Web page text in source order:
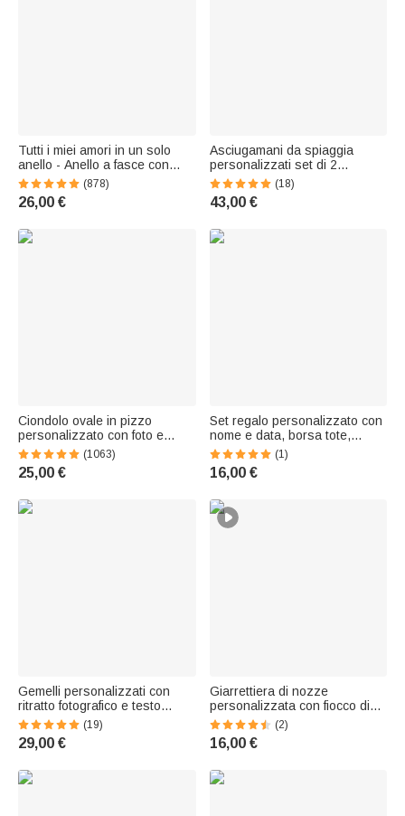
Tutti i miei amori in un solo
anello - Anello a fasce con
cuore e 2-7 nomi
personalizzati
(878)
26,00 €
Asciugamani da spiaggia
personalizzati set di 2
oversize ad asciugatura
rapida matrimonio luna di miele
e viaggio regalo per coppie e
(18)
43,00 €
Ciondolo ovale in pizzo
personalizzato con foto e
incisione del testo regalo di
matrimonio commemorativo
per la sposa
(1063)
25,00 €
Set regalo personalizzato con
nome e data, borsa tote,
portagioie e tazza in vetro per
matrimonio e fidanzamento per
sposa e damigelle
(1)
16,00 €
Gemelli personalizzati con
ritratto fotografico e testo
inciso Regalo di San Valentino
per la festa del papà per gli
uomini
(19)
29,00 €
Giarrettiera di nozze
personalizzata con fiocco di
pizzo, fiore, farfalla, cuore,
qualcosa di blu, con testo
ricamato, regalo di nozze per
(2)
16,00 €